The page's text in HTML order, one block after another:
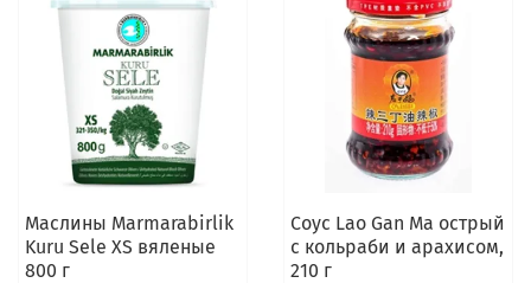
Маслины Marmarabirlik
Kuru Sele XS вяленые
800 г
Соус Lao Gan Ma острый
с кольраби и арахисом,
210 г